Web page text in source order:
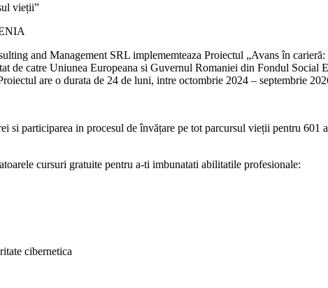
vieții”
and Management SRL implememteaza Proiectul „Avans în
de catre Uniunea Europeana si Guvernul Romaniei din Fondul
are o durata de 24 de luni, intre octombrie 2024 – septembrie
si participarea in procesul de învățare pe tot parcursul vieții pentru
cursuri gratuite pentru a-ti imbunatati abilitatile profesionale:
cibernetica